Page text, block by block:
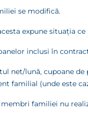
se modifică.
expune situaţia
inclusi în
net/lună, cupoane
familial (unde este
familiei nu